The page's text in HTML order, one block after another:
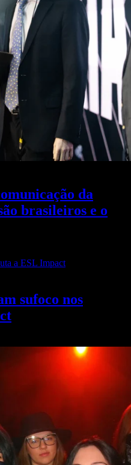
da
brasileiros e o
sufoco nos